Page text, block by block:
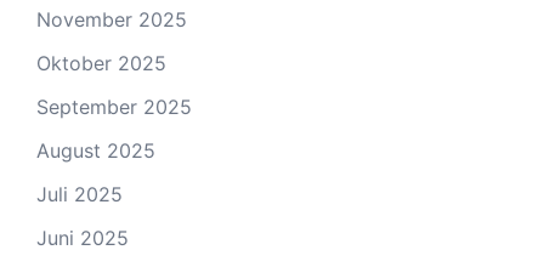
November 2025
Oktober 2025
September 2025
August 2025
Juli 2025
Juni 2025